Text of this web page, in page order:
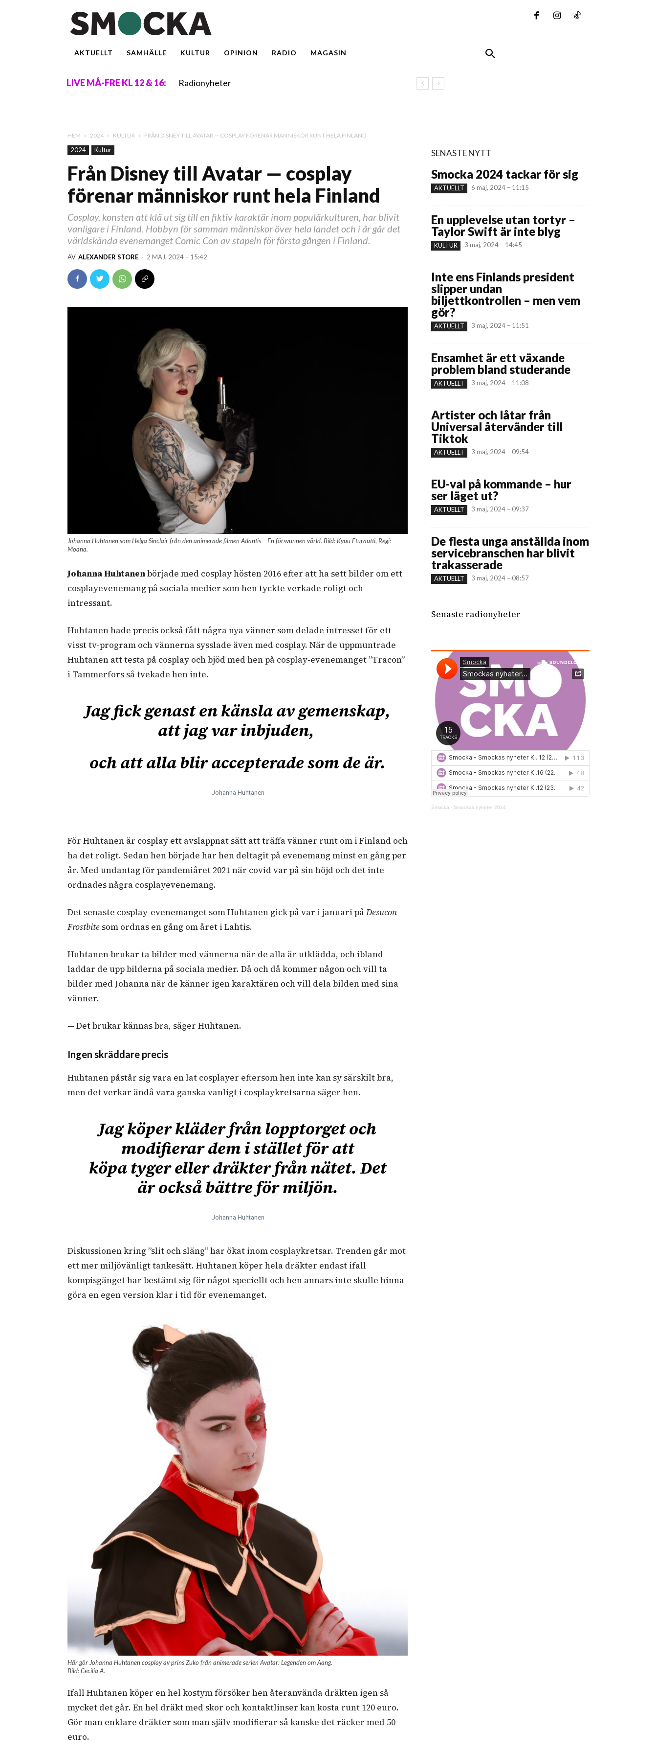
AKTUELLT SAMHÄLLE KULTUR OPINION RADIO MAGASIN
LIVE MÅ-FRE KL 12 & 16: Radionyheter
HEM 2024 KULTUR FRÅN DISNEY TILL AVATAR — COSPLAY FÖRENAR MÄNNISKOR RUNT HELA FINLAND
2024 Kultur
Från Disney till Avatar — cosplay
förenar människor runt hela Finland
Cosplay, konsten att klä ut sig till en fiktiv karaktär inom populärkulturen, har blivit
vanligare i Finland. Hobbyn för samman människor över hela landet och i år går det
världskända evenemanget Comic Con av stapeln för första gången i Finland.
AV ALEXANDER STORE - 2 MAJ, 2024 – 15:42
Johanna Huhtanen som Helga Sinclair från den animerade filmen Atlantis – En försvunnen värld. Bild: Kyuu Eturautti, Regi:
Moana.
Johanna Huhtanenbörjade med cosplay hösten 2016 efter att ha sett bilder om ett
cosplayevenemang på sociala medier som hen tyckte verkade roligt och
intressant.
Huhtanen hade precis också fått några nya vänner som delade intresset för ett
visst tv-program och vännerna sysslade även med cosplay. När de uppmuntrade
Huhtanen att testa på cosplay och bjöd med hen på cosplay-evenemanget ”Tracon”
i Tammerfors så tvekade hen inte.
Jag fick genast en känsla av gemenskap,
att jag var inbjuden,
och att alla blir accepterade som de är.
Johanna Huhtanen
För Huhtanen är cosplay ett avslappnat sätt att träffa vänner runt om i Finland och
ha det roligt. Sedan hen började har hen deltagit på evenemang minst en gång per
år. Med undantag för pandemiåret 2021 när covid var på sin höjd och det inte
ordnades några cosplayevenemang.
Det senaste cosplay-evenemanget som Huhtanen gick på var i januari påDesucon
Frostbite som ordnas en gång om året i Lahtis.
Huhtanen brukar ta bilder med vännerna när de alla är utklädda, och ibland
laddar de upp bilderna på sociala medier. Då och då kommer någon och vill ta
bilder med Johanna när de känner igen karaktären och vill dela bilden med sina
vänner.
— Det brukar kännas bra, säger Huhtanen.
Ingen skräddare precis
Huhtanen påstår sig vara en lat cosplayer eftersom hen inte kan sy särskilt bra,
men det verkar ändå vara ganska vanligt i cosplaykretsarna säger hen.
Jag köper kläder från lopptorget och
modifierar dem i stället för att
köpa tyger eller dräkter från nätet. Det
är också bättre för miljön.
Johanna Huhtanen
Diskussionen kring ”slit och släng” har ökat inom cosplaykretsar. Trenden går mot
ett mer miljövänligt tankesätt. Huhtanen köper hela dräkter endast ifall
kompisgänget har bestämt sig för något speciellt och hen annars inte skulle hinna
göra en egen version klar i tid för evenemanget.
Här gör Johanna Huhtanen cosplay av prins Zuko från animerade serienAvatar: Legenden om Aang.
Bild: Cecilia A.
Ifall Huhtanen köper en hel kostym försöker hen återanvända dräkten igen så
mycket det går. En hel dräkt med skor och kontaktlinser kan kosta runt 120 euro.
Gör man enklare dräkter som man själv modifierar så kanske det räcker med 50
euro.
SENASTE NYTT
Smocka 2024 tackar för sig
AKTUELLT 6 maj, 2024 – 11:15
En upplevelse utan tortyr –
Taylor Swift är inte blyg
KULTUR 3 maj, 2024 – 14:45
Inte ens Finlands president
slipper undan
biljettkontrollen – men vem
gör?
AKTUELLT 3 maj, 2024 – 11:51
Ensamhet är ett växande
problem bland studerande
AKTUELLT 3 maj, 2024 – 11:08
Artister och låtar från
Universal återvänder till
Tiktok
AKTUELLT 3 maj, 2024 – 09:54
EU-val på kommande – hur
ser läget ut?
AKTUELLT 3 maj, 2024 – 09:37
De flesta unga anställda inom
servicebranschen har blivit
trakasserade
AKTUELLT 3 maj, 2024 – 08:57
Senaste radionyheter
Smocka · Smockas nyheter 2024